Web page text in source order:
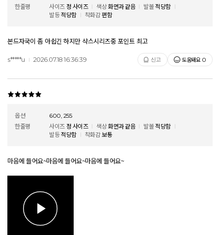
한줄평
사이즈 정 사이즈 색상 화면과 같음 발볼 적당함
발등 적당함 착화감 편함
본드자국이 좀 아쉽긴 하지만 샥스시리즈중 포인트 최고
s*****u 2026.07.18 16:36:39 신고 도움돼요 0
옵션
600, 255
한줄평
사이즈 정 사이즈 색상 화면과 같음 발볼 적당함
발등 적당함 착화감 보통
마음에 들어요~마음에 들어요~마음에 들어요~